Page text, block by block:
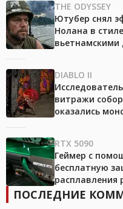
THE ODYSSEY
Ютубер снял
Нолана в
вьетнамскими
DIABLO II
витражи
оказались
RTX 5090
Геймер с
бесплатную
расплавления
ПОСЛЕДНИЕ